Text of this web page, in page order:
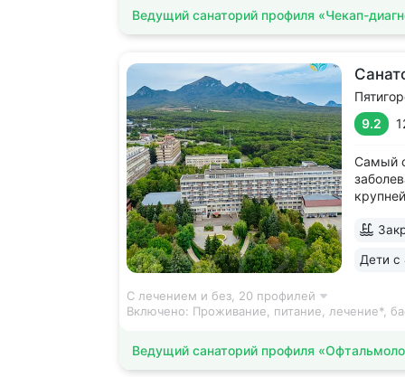
Ведущий санаторий профиля «Чекап-
9.2
Самый
В
Дети с
С лечением и без, 20 профилей
Включено: Проживание, питание, лечение*,
Ведущий санаторий профиля